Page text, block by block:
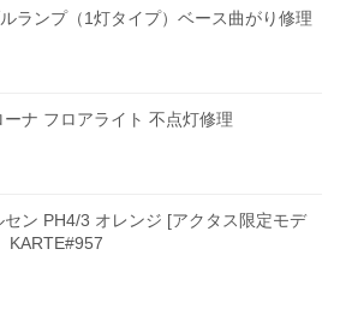
ランプ（1灯タイプ）ベース曲がり修理
ーナ フロアライト 不点灯修理
セン PH4/3 オレンジ [アクタス限定モデ